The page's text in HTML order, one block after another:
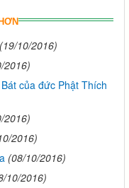
(19/10/2016)
2016)
của đức Phật Thích
2016)
2016)
(08/10/2016)
10/2016)